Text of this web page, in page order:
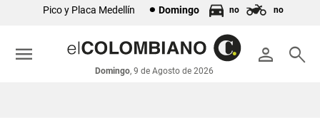
económicos
Colombia
Pico y Placa Medellín Domingo no no
person search
Domingo, 9 de Agosto de 2026
menu